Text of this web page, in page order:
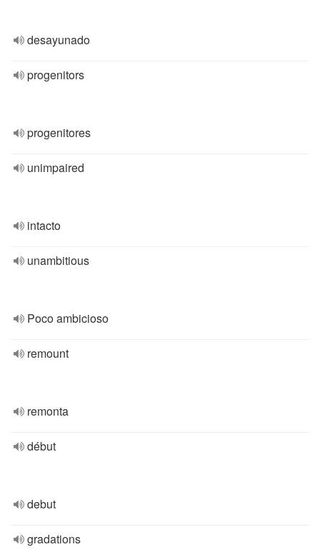
desayunado
progenitors
progenitores
unimpaired
intacto
unambitious
Poco ambicioso
remount
remonta
début
debut
gradations